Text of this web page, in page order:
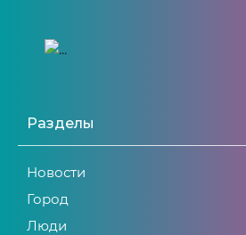
Разделы
Новости
Город
Люди